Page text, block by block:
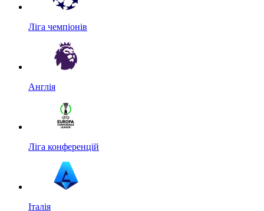
Ліга чемпіонів
Англія
Ліга конференцій
Італія